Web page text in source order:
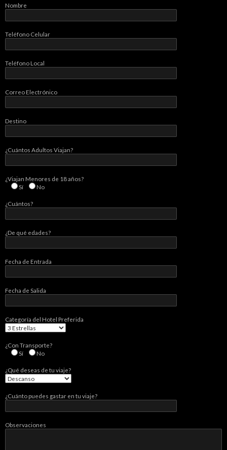
Nombre
Teléfono Celular
Teléfono Local
Correo Electrónico
Destino
¿Cuántos Adultos Viajan?
¿Viajan Menores de 18 años?
Sí
No
¿Cuántos?
¿De qué edades?
Fecha de Entrada
Fecha de Salida
Categorí­a del Hotel Preferida
¿Con Transporte?
Sí­
No
¿Qué deseas de tu viaje?
¿Cuánto puedes gastar en tu viaje?
Observaciones